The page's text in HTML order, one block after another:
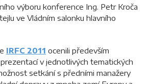
výboru konference Ing. Petr Kroča
ve Vládním salonku hlavního
IRFC 2011 ocenili především
v jednotlivých tematických
setkání s předními manažery